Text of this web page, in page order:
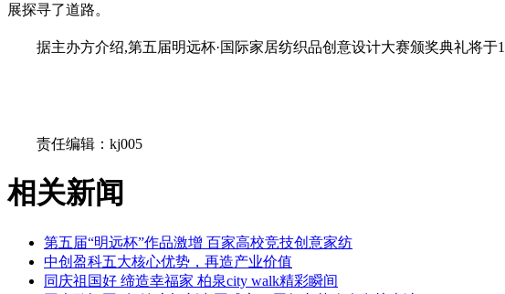
展探寻了道路。
据主办方介绍,第五届明远杯·国际家居纺织品创意设计大赛颁奖典礼将
责任编辑：kj005
相关新闻
第五届“明远杯”作品激增 百家高校竞技创意家纺
中创盈科五大核心优势，再造产业价值
同庆祖国好 缔造幸福家 柏泉city walk精彩瞬间